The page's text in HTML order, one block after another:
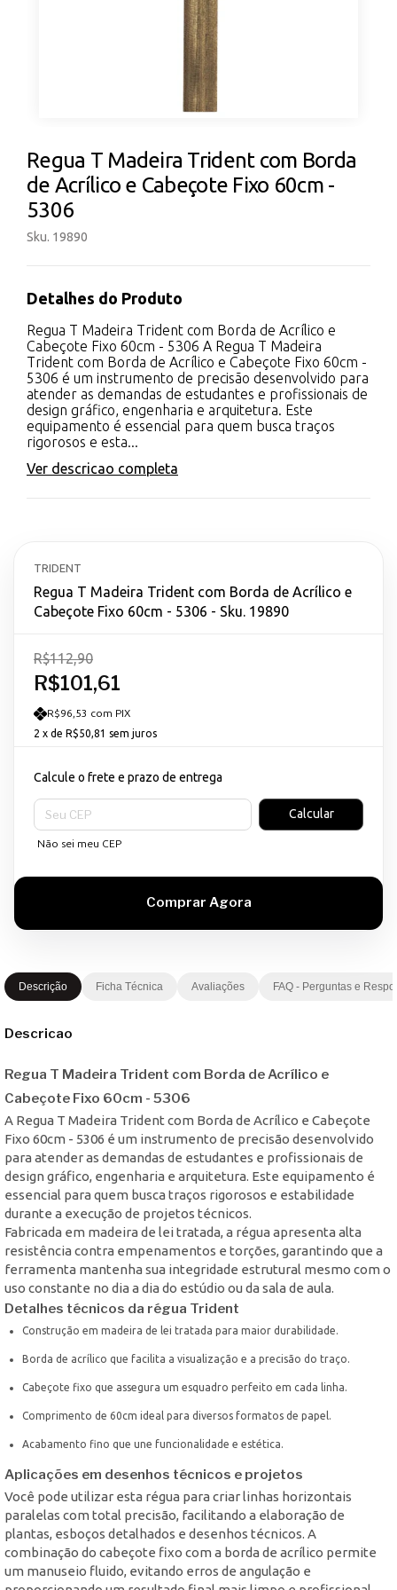
Regua T Madeira Trident com Borda
de Acrílico e Cabeçote Fixo 60cm -
5306
Sku. 19890
Detalhes do Produto
Regua T Madeira Trident com Borda de Acrílico e
Cabeçote Fixo 60cm - 5306 A Regua T Madeira
Trident com Borda de Acrílico e Cabeçote Fixo 60cm -
5306 é um instrumento de precisão desenvolvido para
atender as demandas de estudantes e profissionais de
design gráfico, engenharia e arquitetura. Este
equipamento é essencial para quem busca traços
rigorosos e esta...
Ver descricao completa
TRIDENT
Regua T Madeira Trident com Borda de Acrílico e
Cabeçote Fixo 60cm - 5306 - Sku. 19890
R$101,61
R$112,90
R$96,53 com PIX
2 x de R$50,81 sem juros
Calcule o frete e prazo de entrega
Entregas para o CEP:
Calcular
Não sei meu CEP
Descrição Ficha Técnica Avaliações FAQ - Perguntas e
Descricao
Regua T Madeira Trident com Borda de Acrílico e
Cabeçote Fixo 60cm - 5306
A Regua T Madeira Trident com Borda de Acrílico e Cabeçote
Fixo 60cm - 5306 é um instrumento de precisão desenvolvido
para atender as demandas de estudantes e profissionais de
design gráfico, engenharia e arquitetura. Este equipamento é
essencial para quem busca traços rigorosos e estabilidade
durante a execução de projetos técnicos.
Fabricada em madeira de lei tratada, a régua apresenta alta
resistência contra empenamentos e torções, garantindo que a
ferramenta mantenha sua integridade estrutural mesmo com o
uso constante no dia a dia do estúdio ou da sala de aula.
Detalhes técnicos da régua Trident
Construção em madeira de lei tratada para maior durabilidade.
Borda de acrílico que facilita a visualização e a precisão do traço.
Cabeçote fixo que assegura um esquadro perfeito em cada linha.
Comprimento de 60cm ideal para diversos formatos de papel.
Acabamento fino que une funcionalidade e estética.
Aplicações em desenhos técnicos e projetos
Você pode utilizar esta régua para criar linhas horizontais
paralelas com total precisão, facilitando a elaboração de
plantas, esboços detalhados e desenhos técnicos. A
combinação do cabeçote fixo com a borda de acrílico permite
um manuseio fluido, evitando erros de angulação e